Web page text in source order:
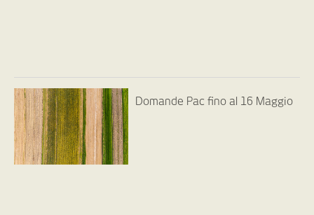
Domande Pac fino al 16 Maggio